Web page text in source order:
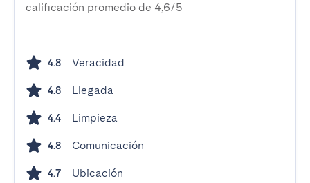
calificación promedio de 4,6/5
4.8 Veracidad
4.8 Llegada
4.4 Limpieza
4.8 Comunicación
4.7 Ubicación